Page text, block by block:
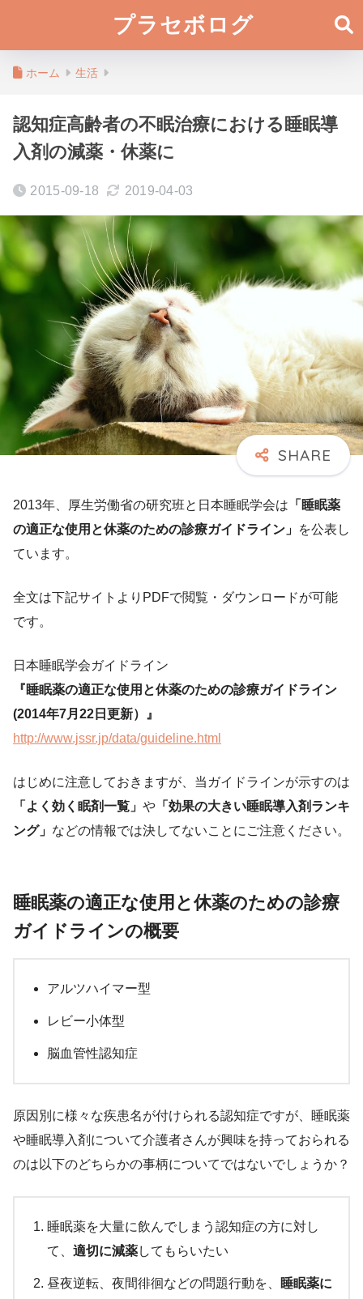
プラセボログ
ホーム 生活
認知症高齢者の不眠治療における睡眠導
入剤の減薬・休薬に
2015-09-18 2019-04-03
2013年、厚生労働省の研究班と日本睡眠学会は 「睡眠薬
の適正な使用と休薬のための診療ガイドライン」 を公表し
ています。
全文は下記サイトよりPDFで閲覧・ダウンロードが可能
です。
日本睡眠学会ガイドライン
『睡眠薬の適正な使用と休薬のための診療ガイドライン
(2014年7月22日更新）』
http://www.jssr.jp/data/guideline.html
はじめに注意しておきますが、当ガイドラインが示すのは
「よく効く眠剤一覧」 や 「効果の大きい睡眠導入剤ランキ
ング」 などの情報では決してないことにご注意ください。
睡眠薬の適正な使用と休薬のための診療
ガイドラインの概要
アルツハイマー型
レビー小体型
脳血管性認知症
原因別に様々な疾患名が付けられる認知症ですが、睡眠薬
や睡眠導入剤について介護者さんが興味を持っておられる
のは以下のどちらかの事柄についてではないでしょうか？
睡眠薬を大量に飲んでしまう認知症の方に対し
て、 適切に減薬してもらいたい
昼夜逆転、夜間徘徊などの問題行動を、
睡眠薬に